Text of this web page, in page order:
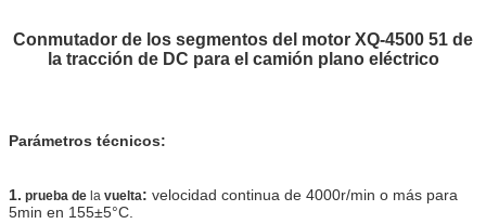
Conmutador de los segmentos del motor XQ-4500 51 de
la tracción de DC para el camión plano eléctrico
Parámetros técnicos:
1. prueba de la vuelta: velocidad continua de 4000r/min o más para
5min en 155±5°C.